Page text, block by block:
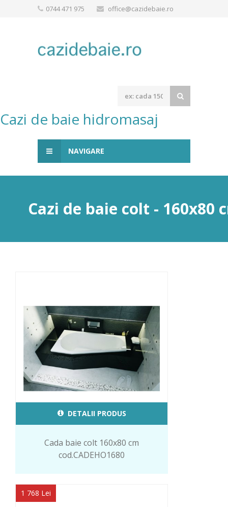
0744 471 975 office@cazidebaie.ro
Cazi de baie hidromasaj
NAVIGARE
Cazi de baie colt - 160x80
DETALII PRODUS
Cada baie colt 160x80 cm
cod.CADEHO1680
1 768 Lei